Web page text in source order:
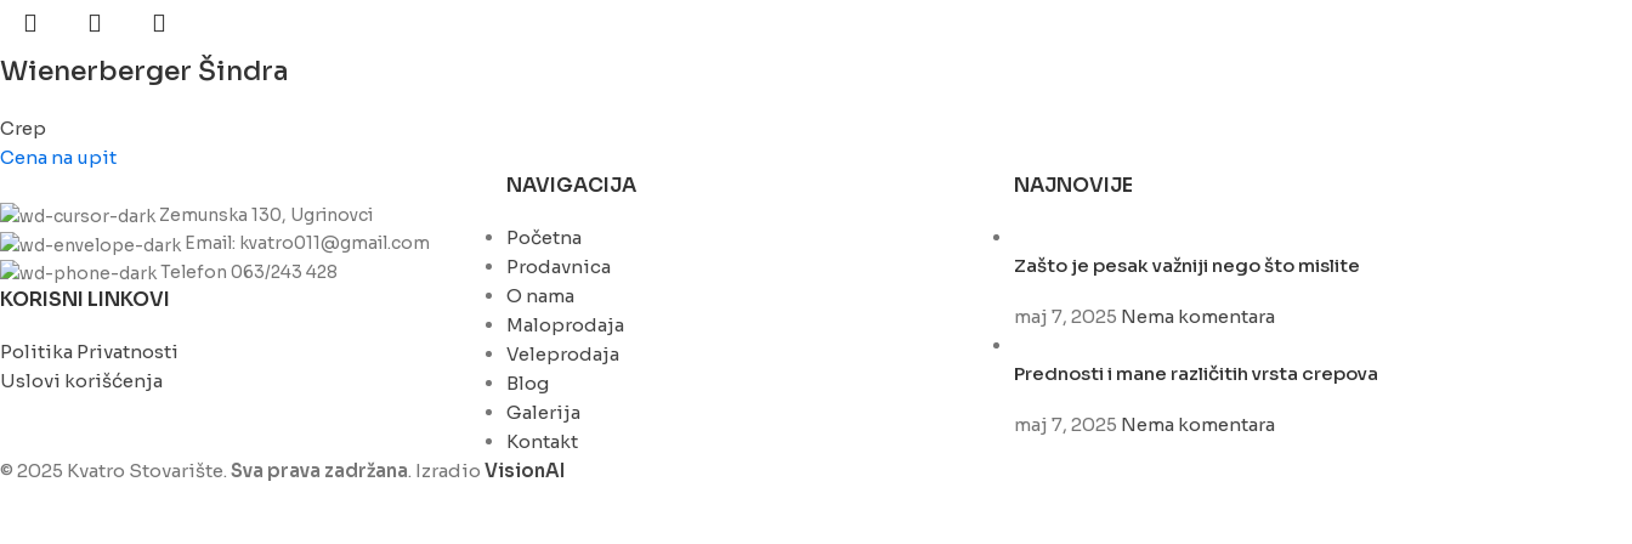
Wienerberger Šindra
Crep
Cena na upit
Zemunska 130, Ugrinovci
Email: kvatro011@gmail.com
Telefon 063/243 428
KORISNI LINKOVI
Politika Privatnosti
Uslovi korišćenja
NAVIGACIJA
Početna
Prodavnica
O nama
Maloprodaja
Veleprodaja
Blog
Galerija
Kontakt
NAJNOVIJE
Zašto je pesak važniji nego što mislite
maj 7, 2025 Nema komentara
Prednosti i mane različitih vrsta crepova
maj 7, 2025 Nema komentara
© 2025 Kvatro Stovarište. Sva prava zadržana. Izradio VisionAI